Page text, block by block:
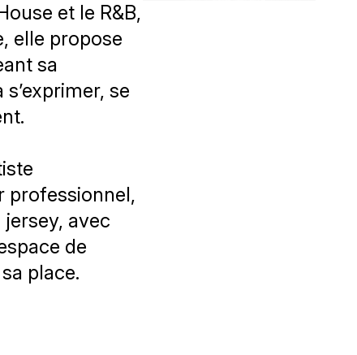
et le R&B,
elle propose
sa
se
professionnel,
avec
de
place.